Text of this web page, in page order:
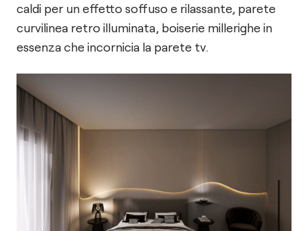
caldi per un effetto soffuso e rilassante, parete
curvilinea retro illuminata, boiserie millerighe in
essenza che incornicia la parete tv.